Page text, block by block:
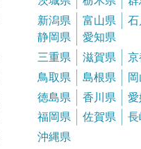
新潟県 富山県 石
静岡県
愛知県
三重県 滋賀県 京
鳥取県 島根県
徳島県 香川県 愛
福岡県 佐賀県 長
沖縄県